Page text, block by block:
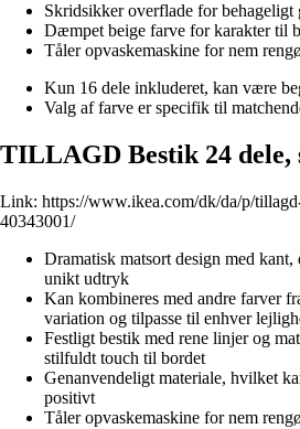
Skridsikker overflade for behageligt
Dæmpet beige farve for karakter til
Tåler opvaskemaskine for nem
Kun 16 dele inkluderet, kan være
Valg af farve er specifik til
TILLAGD Bestik 24 dele,
Link: https://www.ikea.com/dk/da/p/
40343001/
Dramatisk matsort design med
unikt udtryk
Kan kombineres med andre farver
variation og tilpasse til enhver
Festligt bestik med rene linjer og
stilfuldt touch til bordet
Genanvendeligt materiale, hvilket
positivt
Tåler opvaskemaskine for nem